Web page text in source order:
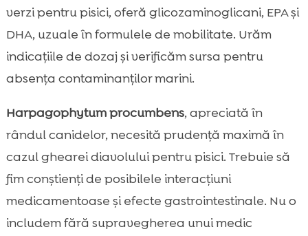
verzi pentru pisici, oferă glicozaminoglicani, EPA și
DHA, uzuale în formulele de mobilitate. Urăm
indicațiile de dozaj și verificăm sursa pentru
absența contaminanților marini.
Harpagophytum procumbens, apreciată în
rândul canidelor, necesită prudență maximă în
cazul ghearei diavolului pentru pisici. Trebuie să
fim conștienți de posibilele interacțiuni
medicamentoase și efecte gastrointestinale. Nu o
includem fără supravegherea unui medic